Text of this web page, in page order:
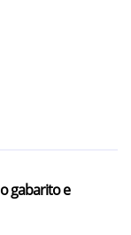
gabarito e